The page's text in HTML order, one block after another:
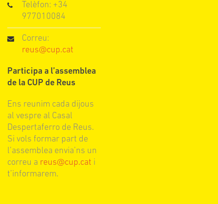
Telèfon: +34
977010084
Correu:
reus@cup.cat
Participa a l’assemblea
de la CUP de Reus
Ens reunim cada dijous
al vespre al Casal
Despertaferro de Reus.
Si vols formar part de
l’assemblea envia’ns un
correu a reus@cup.cat i
t’informarem.